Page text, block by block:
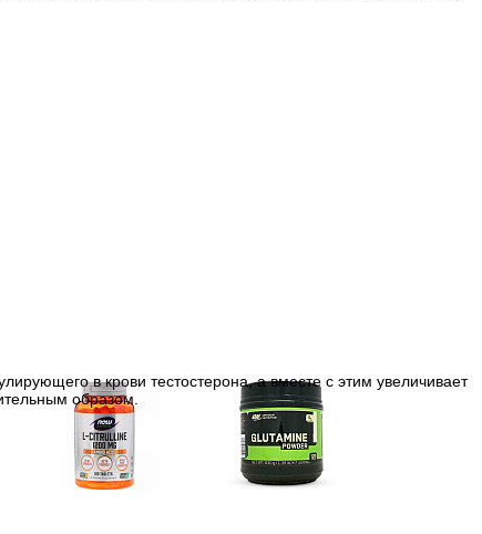
в крови тестостерона, а вместе с этим увеличивает
образом.